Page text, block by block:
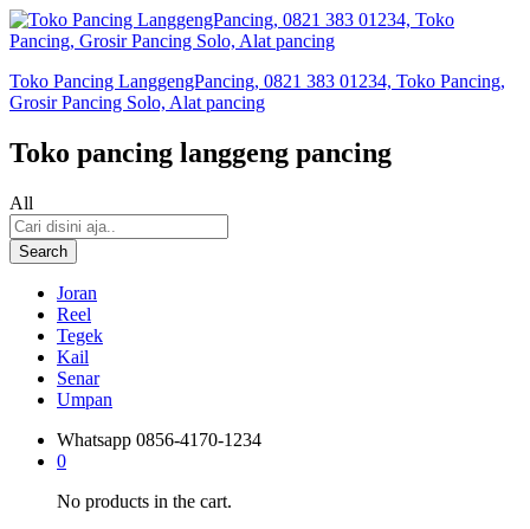
Toko Pancing LanggengPancing, 0821 383 01234, Toko Pancing,
Grosir Pancing Solo, Alat pancing
Toko pancing langgeng pancing
All
Search
Joran
Reel
Tegek
Kail
Senar
Umpan
Whatsapp 0856-4170-1234
0
No products in the cart.